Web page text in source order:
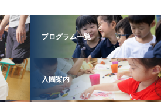
プログラム一覧
入園案内